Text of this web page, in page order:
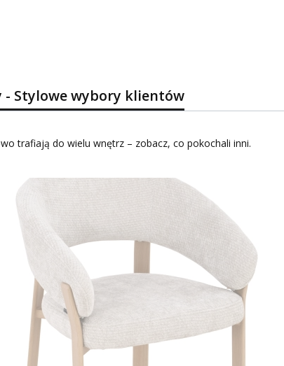
- Stylowe wybory klientów
trafiają do wielu wnętrz – zobacz, co pokochali inni.